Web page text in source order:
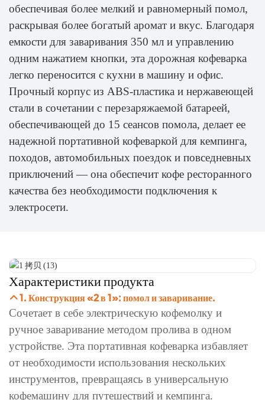
обеспечивая более мелкий и равномерный помол,
раскрывая более богатый аромат и вкус. Благодаря
емкости для заваривания 350 мл и управлению
одним нажатием кнопки, эта дорожная кофеварка
легко переносится с кухни в машину и офис.
Прочный корпус из ABS-пластика и нержавеющей
стали в сочетании с перезаряжаемой батареей,
обеспечивающей до 15 сеансов помола, делает ее
надежной портативной кофеваркой для кемпинга,
походов, автомобильных поездок и повседневных
приключений — она обеспечит кофе ресторанного
качества без необходимости подключения к
электросети.
Характеристики продукта
1. Конструкция «2 в 1»: помол и заваривание.
Сочетает в себе электрическую кофемолку и
ручное заваривание методом пролива в одном
устройстве. Эта портативная кофеварка избавляет
от необходимости использования нескольких
инструментов, превращаясь в универсальную
кофемашину для путешествий и кемпинга.